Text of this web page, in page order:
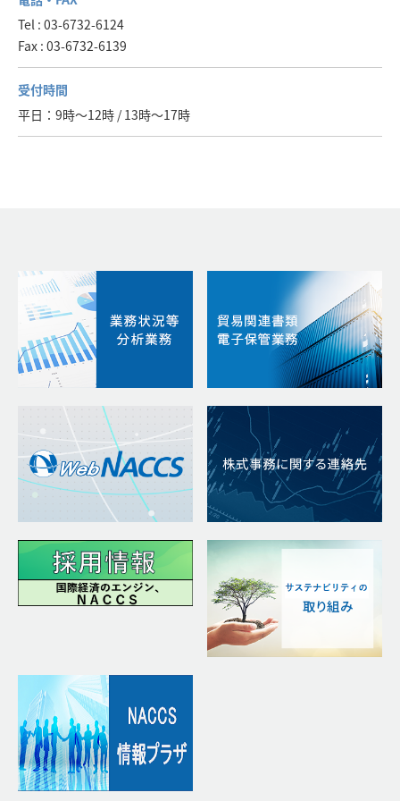
Tel : 03-6732-6124
Fax : 03-6732-6139
受付時間
平日：9時～12時 / 13時～17時